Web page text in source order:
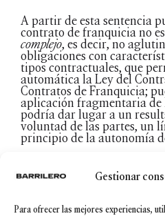
Gestionar
Para ofrecer las mejores experiencias,
A partir de esta sentencia
contrato de franquicia no
complejo, es decir, no
obligaciones con
tipos contractuales, que
automática la Ley del
Contratos de Franquicia;
aplicación fragmentaria de
podría dar lugar a un
voluntad de las partes, un
principio de la autonomía
Audiencia Provincial de
afirmarse que en los
el sistema retributivo como